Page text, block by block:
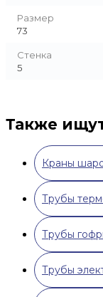
Размер
73
Стенка
5
Также
Краны
Трубы
Трубы
Трубы